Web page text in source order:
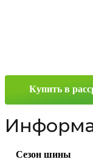
Купить в
Сезон шины